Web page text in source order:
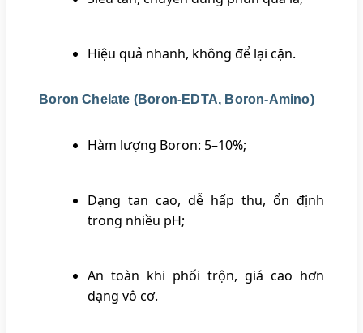
Hiệu quả nhanh, không để lại cặn.
Boron Chelate (Boron-EDTA, Boron-Amino)
Hàm lượng Boron: 5–10%;
Dạng tan cao, dễ hấp thu, ổn định
trong nhiều pH;
An toàn khi phối trộn, giá cao hơn
dạng vô cơ.